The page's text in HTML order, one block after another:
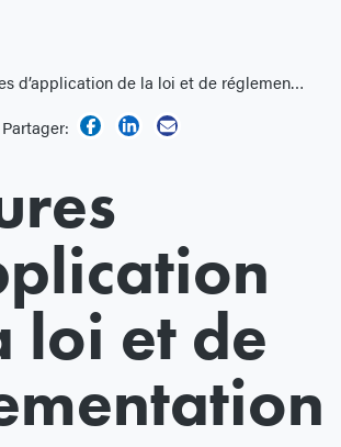
d’application de la loi et de réglementation
Partager:
loi et de